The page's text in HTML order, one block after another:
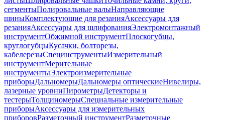
сегментыПолировальные валыНаправляющие
шиныКомплектующие для резанияАксессуары для
резанияАксессуары для шлифованияЭлектромонтажный
инструментОбжимной инструментПлоскогубцы,
круглогубцыКусачки, болторезы,
кабелерезыСпецинструментыИзмерительный
инструментМерительные
инструментыЭлектроизмерительные
приборыДальномерыДальномеры оптическиеНивелиры,
лазерные уровниПирометрыДетекторы и
тестерыТолщиномерыСпециальные измерительные
приборыАксессуары для измерительных
приборовРазметочный инструментРазметочные